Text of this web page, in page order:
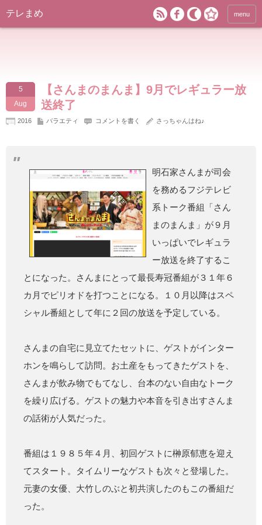
テレまめ menu
5
Aug
【さんまのまんま】9月でレギュラー放
送終了
2016 バラエティ コメントを書く さっちゃんはね♪
明石家さんまが司会
を務めるフジテレビ
系トーク番組「さん
まのまんま」が９月
いっぱいでレギュラ
ー放送を終了するこ
とになった。さんまにとって最長寿冠番組が３１年６
カ月でピリオドを打つことになる。１０月以降はスペ
シャル番組として年に２回の放送を予定している。
さんまの自宅に見立てたセットに、ゲストがインター
ホンを鳴らして訪問。お土産をもってきたゲストを、
さんまが飲み物でもてなし、台本のない自由なトーク
を繰り広げる。ゲストの魅力や本音を引き出すさんま
の話術が人気だった。
番組は１９８５年４月、初回ゲストに榊原郁恵を迎え
てスタート。タイムリーなゲストも次々と登場した。
元妻の女優、大竹しのぶと初共演したのもこの番組だ
った。